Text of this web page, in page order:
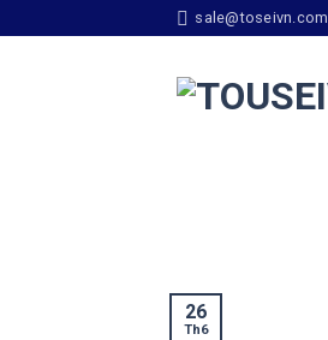
sale@toseivn.com
26
Th6